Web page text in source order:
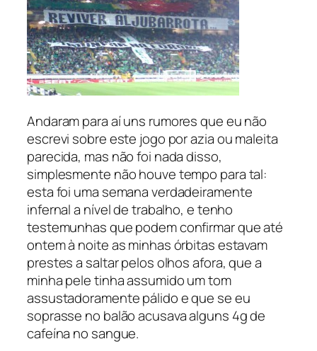
Andaram para aí uns rumores que eu não
escrevi sobre este jogo por azia ou maleita
parecida, mas não foi nada disso,
simplesmente não houve tempo para tal:
esta foi uma semana verdadeiramente
infernal a nível de trabalho, e tenho
testemunhas que podem confirmar que até
ontem à noite as minhas órbitas estavam
prestes a saltar pelos olhos afora, que a
minha pele tinha assumido um tom
assustadoramente pálido e que se eu
soprasse no balão acusava alguns 4g de
cafeína no sangue.